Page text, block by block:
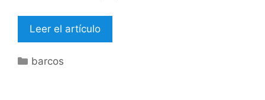
Leer el artículo
Categorías
barcos